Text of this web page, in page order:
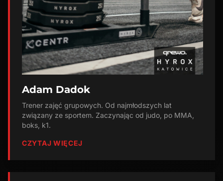
Adam Dadok
Trener zajęć grupowych. Od najmłodszych lat
związany ze sportem. Zaczynając od judo, po MMA,
boks, k1.
CZYTAJ WIĘCEJ